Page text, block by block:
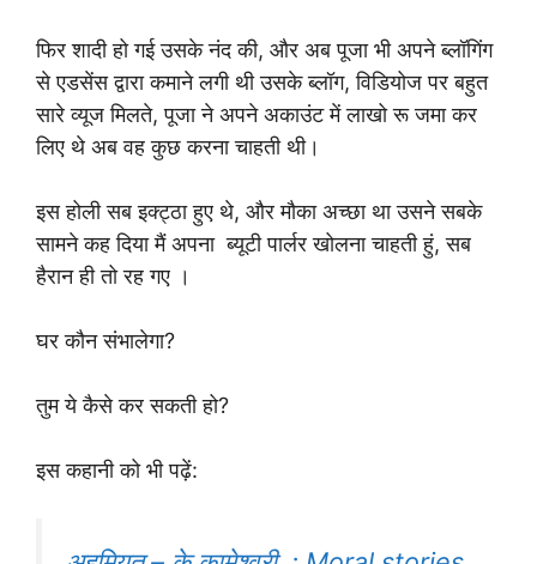
फिर शादी हो गई उसके नंद की, और अब पूजा भी अपने ब्लॉगिंग
से एडसेंस द्वारा कमाने लगी थी उसके ब्लॉग, विडियोज पर बहुत
सारे व्यूज मिलते, पूजा ने अपने अकाउंट में लाखो रू जमा कर
लिए थे अब वह कुछ करना चाहती थी।
इस होली सब इक्ट्ठा हुए थे, और मौका अच्छा था उसने सबके
सामने कह दिया मैं अपना ब्यूटी पार्लर खोलना चाहती हुं, सब
हैरान ही तो रह गए ।
घर कौन संभालेगा?
तुम ये कैसे कर सकती हो?
इस कहानी को भी पढ़ें: